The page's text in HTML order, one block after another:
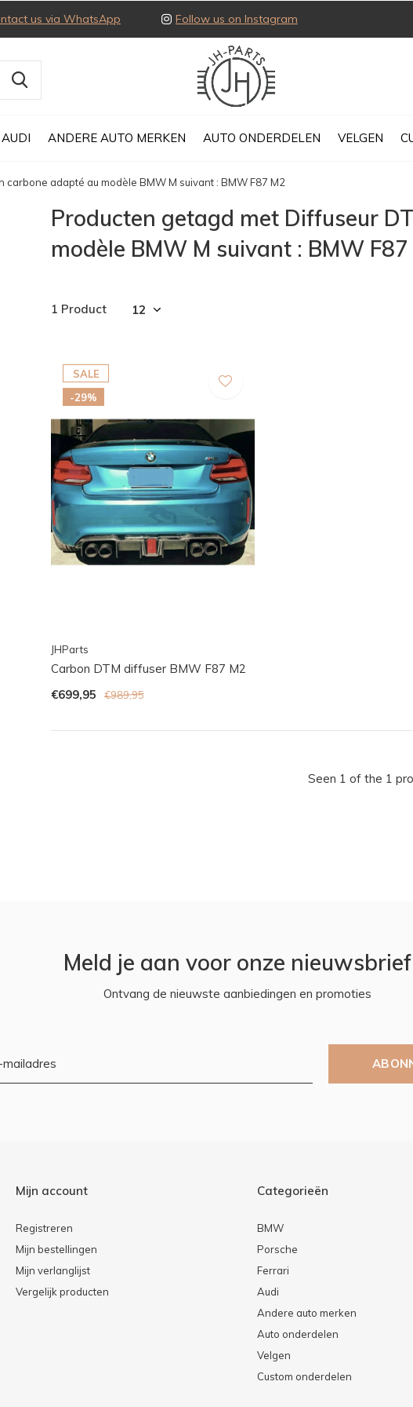
AUDI ANDERE AUTO MERKEN AUTO ONDERDELEN VELGEN
us via WhatsApp Follow us on Instagram
carbone adapté au modèle BMW M suivant : BMW F87 M2
Producten getagd met Diffuseur
modèle BMW M suivant : BMW F87
1 Product
SALE
-29%
JHParts
Carbon DTM diffuser BMW F87 M2
€699,95
€989,95
Seen 1 of the 1
Meld je aan voor onze nieuwsbrief
Ontvang de nieuwste aanbiedingen en promoties
Mijn account
Registreren
Mijn bestellingen
Mijn verlanglijst
Vergelijk producten
Categorieën
BMW
Porsche
Ferrari
Audi
Andere auto merken
Auto onderdelen
Velgen
Custom onderdelen